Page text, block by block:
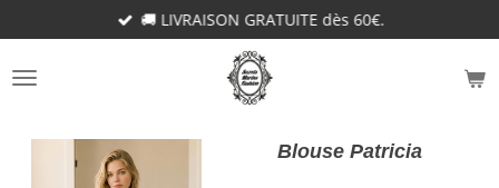
au
contenu
principal
🚚 LIVRAISON GRATUITE dès 60€.
Blouse Patricia